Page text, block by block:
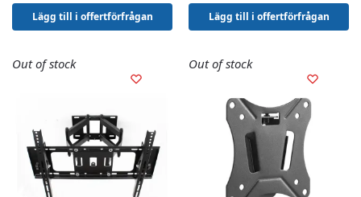
Lägg till i offertförfrågan
Lägg till i offertförfrågan
Out of stock Out of stock